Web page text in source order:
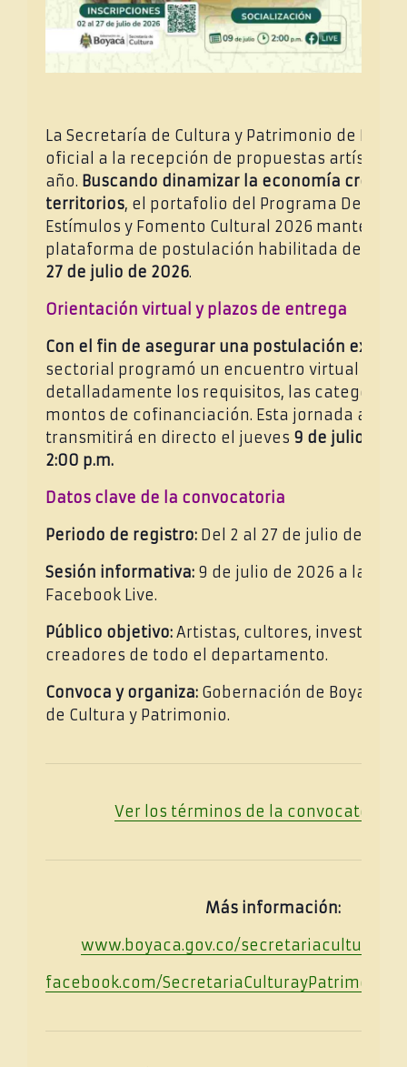
La Secretaría de Cultura y Patrimonio de
oficial a la recepción de propuestas artísticas
año. Buscando dinamizar la economía
territorios, el portafolio del Programa
Estímulos y Fomento Cultural 2026 mantendrá
plataforma de postulación habilitada desde
27 de julio de 2026.
Orientación virtual y plazos de entrega
Con el fin de asegurar una postulación exitosa
sectorial programó un encuentro virtual para
detalladamente los requisitos, las categorías
montos de cofinanciación. Esta jornada
transmitirá en directo el jueves 9 de julio de
2:00 p.m.
Datos clave de la convocatoria
Periodo de registro: Del 2 al 27 de julio de 2026.
Sesión informativa: 9 de julio de 2026 a las
Facebook Live.
Público objetivo: Artistas, cultores,
creadores de todo el departamento.
Convoca y organiza: Gobernación de Boyacá –
de Cultura y Patrimonio.
Ver los términos de la convocatoria
Más información:
www.boyaca.gov.co/
facebook.com/